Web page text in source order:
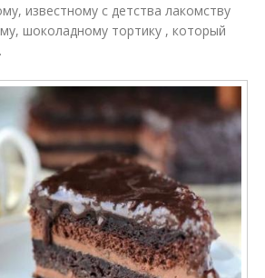
известному с детства лакомству
шоколадному тортику , который